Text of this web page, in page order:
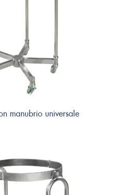
manubrio universale